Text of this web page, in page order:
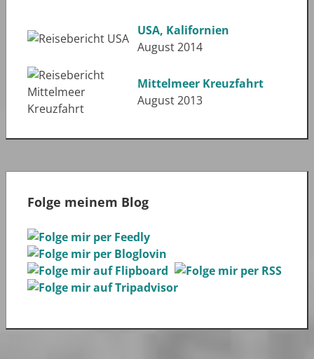
USA, Kalifornien
August 2014
Mittelmeer Kreuzfahrt
August 2013
Folge meinem Blog